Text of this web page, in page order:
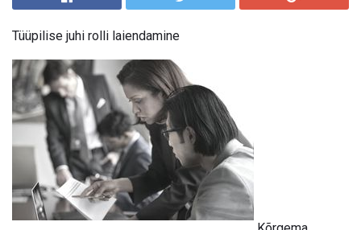
Tüüpilise juhi rolli laiendamine